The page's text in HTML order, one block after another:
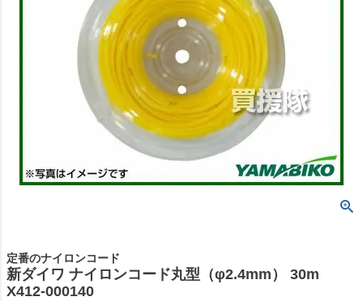
定番のナイロンコード
新ダイワ ナイロンコード丸型（φ2.4mm） 30m
X412-000140